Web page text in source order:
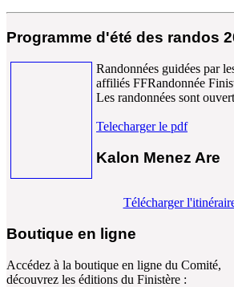
Programme d'été des randos
Randonnées guidées par
affiliés FFRandonnée
Les randonnées sont
Telecharger le pdf
Kalon Menez Are
Télécharger
Boutique en ligne
Accédez à la boutique en ligne du Comité,
découvrez les éditions du Finistère :